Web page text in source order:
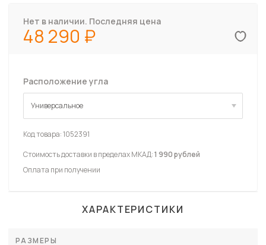
Нет в наличии. Последняя цена
48 290
Расположение угла
Универсальное
Универсальное
Код товара:1052391
Стоимость доставки в пределах МКАД:1 990 рублей
Оплата при получении
ХАРАКТЕРИСТИКИ
РАЗМЕРЫ